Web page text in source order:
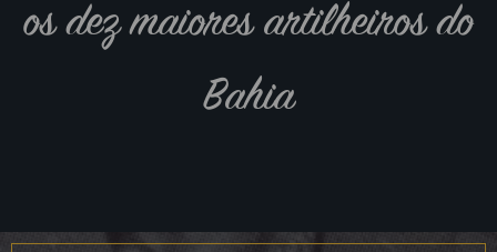
os dez maiores artilheiros do
Bahia